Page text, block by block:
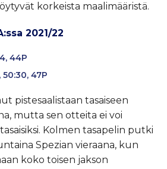
korkeista maalimääristä.
2021/22
44P
50:30, 47P
pistesaalistaan tasaiseen
mutta sen otteita ei voi
Kolmen tasapelin putki
Spezian vieraana, kun
koko toisen jakson